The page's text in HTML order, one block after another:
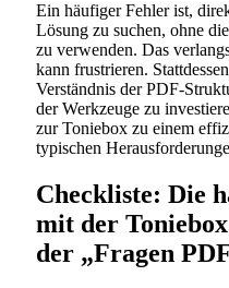
Ein häufiger Fehler ist,
Lösung zu suchen, ohne
zu verwenden. Das
kann frustrieren.
Verständnis der PDF-
der Werkzeuge zu
zur Toniebox zu einem
typischen
Checkliste: Die
mit der
der „Fragen